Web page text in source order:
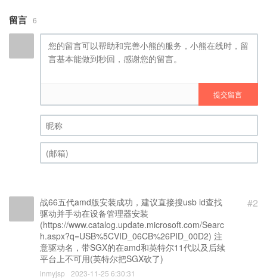
留言 6
提交留言
昵称 (必填)
#2
战66五代amd版安装成功，建议直接搜usb id查找
驱动并手动在设备管理器安装
(https://www.catalog.update.microsoft.com/Searc
h.aspx?q=USB%5CVID_06CB%26PID_00D2) 注
意驱动名，带SGX的在amd和英特尔11代以及后续
平台上不可用(英特尔把SGX砍了)
inmyjsp 2023-11-25 6:30:31